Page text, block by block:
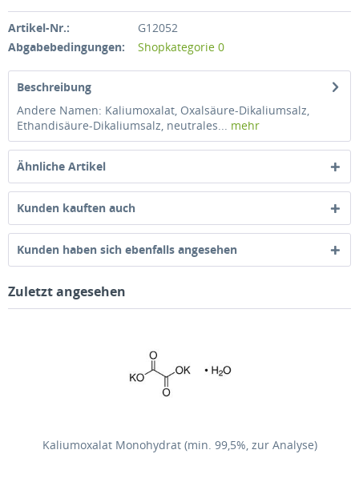
Artikel-Nr.:
G12052
Abgabebedingungen:
Shopkategorie 0
Beschreibung
Andere Namen: Kaliumoxalat, Oxalsäure-Dikaliumsalz,
Ethandisäure-Dikaliumsalz, neutrales... mehr
Ähnliche Artikel
Kunden kauften auch
Kunden haben sich ebenfalls angesehen
Zuletzt angesehen
Kaliumoxalat Monohydrat (min. 99,5%, zur Analyse)